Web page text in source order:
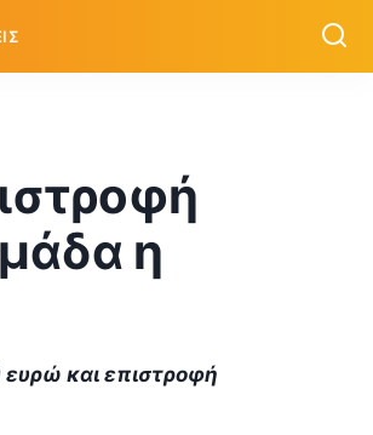
η
και επιστροφή